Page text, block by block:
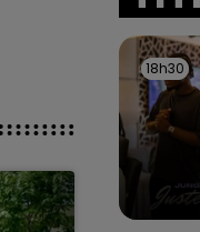
18h30
18h30